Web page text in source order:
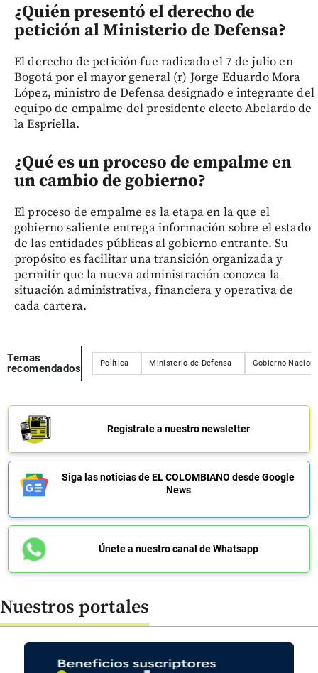
¿Quién presentó el derecho de
petición al Ministerio de Defensa?
El derecho de petición fue radicado el 7 de julio en
Bogotá por el mayor general (r) Jorge Eduardo Mora
López, ministro de Defensa designado e integrante del
equipo de empalme del presidente electo Abelardo de
la Espriella.
¿Qué es un proceso de empalme en
un cambio de gobierno?
El proceso de empalme es la etapa en la que el
gobierno saliente entrega información sobre el estado
de las entidades públicas al gobierno entrante. Su
propósito es facilitar una transición organizada y
permitir que la nueva administración conozca la
situación administrativa, financiera y operativa de
cada cartera.
Temas
recomendados
Política Ministerio de Defensa Gobierno
Regístrate a nuestro newsletter
Siga las noticias de EL COLOMBIANO desde Google
News
Únete a nuestro canal de Whatsapp
Nuestros portales